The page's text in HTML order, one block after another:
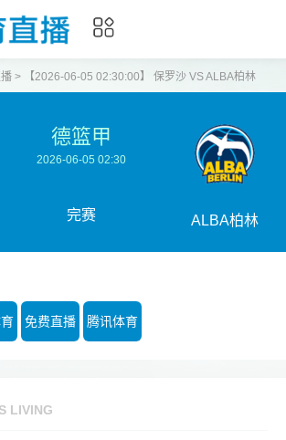
> 【2026-06-05 02:30:00】 保罗沙 VS ALBA柏林
德篮甲
2026-06-05 02:30
完赛 ALBA柏林
免费直播 腾讯体育
LIVING